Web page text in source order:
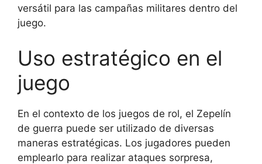
versátil para las campañas militares dentro del
juego.
Uso estratégico en el
juego
En el contexto de los juegos de rol, el Zepelín
de guerra puede ser utilizado de diversas
maneras estratégicas. Los jugadores pueden
emplearlo para realizar ataques sorpresa,